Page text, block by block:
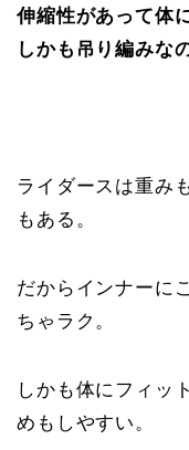
伸縮性があって体
しかも吊り編みな
ライダースは重み
もある。
だからインナーに
ちゃラク。
しかも体にフィッ
めもしやすい。